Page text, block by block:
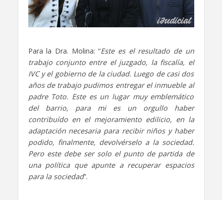
Para la Dra. Molina: “Este es el resultado de un
trabajo conjunto entre el juzgado, la fiscalía, el
IVC y el gobierno de la ciudad. Luego de casi dos
años de trabajo pudimos entregar el inmueble al
padre Toto. Este es un lugar muy emblemático
del barrio, para mi es un orgullo haber
contribuído en el mejoramiento edilicio, en la
adaptación necesaria para recibir niños y haber
podido, finalmente, devolvérselo a la sociedad.
Pero este debe ser solo el punto de partida de
una política que apunte a recuperar espacios
para la sociedad”.